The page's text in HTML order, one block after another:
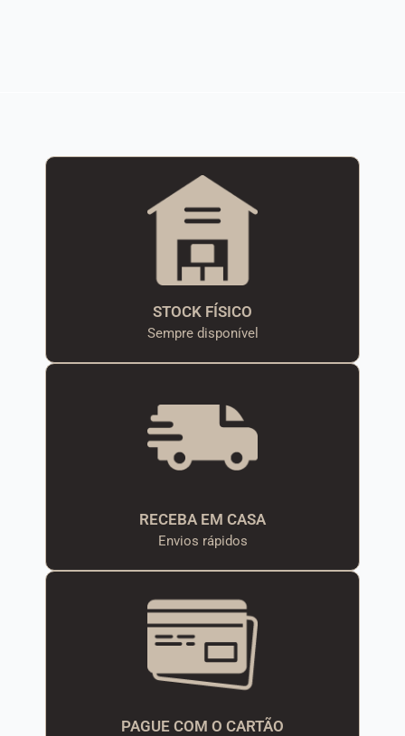
STOCK FÍSICO
Sempre disponível
RECEBA EM CASA
Envios rápidos
PAGUE COM O CARTÃO